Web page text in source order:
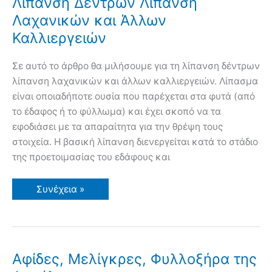
Λαχανικών και Άλλων
Καλλιεργειών
Σε αυτό το άρθρο θα μιλήσουμε για τη λίπανση δέντρων
λίπανση λαχανικών και άλλων καλλιεργειών. Λίπασμα
είναι οποιαδήποτε ουσία που παρέχεται στα φυτά (από
το έδαφος ή το φύλλωμα) και έχει σκοπό να τα
εφοδιάσει με τα απαραίτητα για την θρέψη τους
στοιχεία. Η βασική λίπανση διενεργείται κατά το στάδιο
της προετοιμασίας του εδάφους και
Λίπανση
Δέντρων
και
Συνέχεια »
Αφίδες, Μελίγκρες, Φυλλοξήρα της